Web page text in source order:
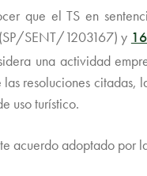
que el TS en
SENT/1203167) y
una actividad
resoluciones citadas,
uso turístico.
acuerdo adoptado por